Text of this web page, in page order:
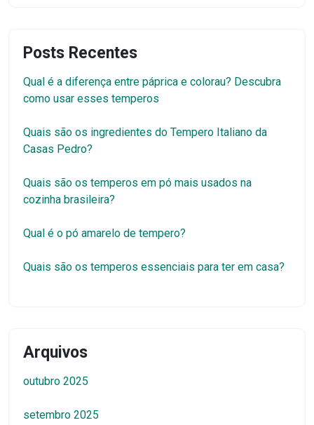
Posts Recentes
Qual é a diferença entre páprica e colorau? Descubra
como usar esses temperos
Quais são os ingredientes do Tempero Italiano da
Casas Pedro?
Quais são os temperos em pó mais usados na
cozinha brasileira?
Qual é o pó amarelo de tempero?
Quais são os temperos essenciais para ter em casa?
Arquivos
outubro 2025
setembro 2025